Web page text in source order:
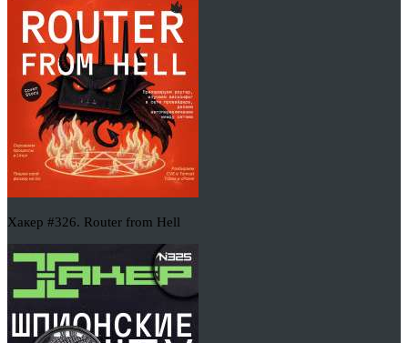
Хакер #326. Router from Hell